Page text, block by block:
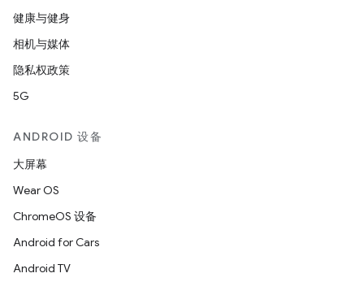
健康与健身
相机与媒体
隐私权政策
5G
ANDROID 设备
大屏幕
Wear OS
ChromeOS 设备
Android for Cars
Android TV